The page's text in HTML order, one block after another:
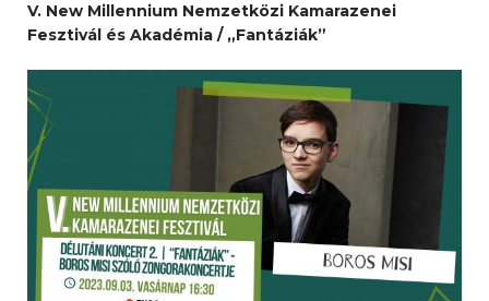
V. New Millennium Nemzetközi Kamarazenei
Fesztivál és Akadémia / „Fantáziák”